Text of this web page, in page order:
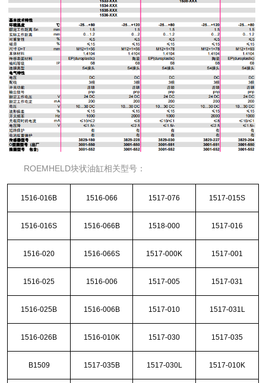
ROEMHELD块状油缸相关型号：
1516-016B 1516-066 1517-076 1517-015S
1516-016S 1516-066B 1518-000 1517-016
1516-020 1516-066S 1517-000K 1517-001
1516-025 1516-006 1517-005 1517-031
1516-025B 1516-006B 1517-010 1517-031L
1516-026B 1516-010K 1517-030 1517-035
B1509 1517-035B 1517-030L 1517-010K